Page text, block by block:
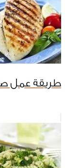
طريقة عمل